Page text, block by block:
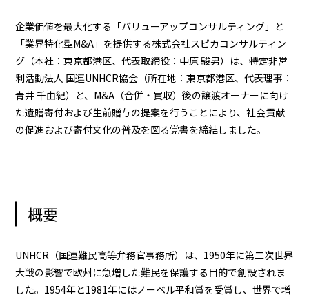
企業価値を最大化する「バリューアップコンサルティング」と
「業界特化型M&A」を提供する株式会社スピカコンサルティン
グ（本社：東京都港区、代表取締役：中原 駿男）は、特定非営
利活動法人 国連UNHCR協会（所在地：東京都港区、代表理事：
青井 千由紀）と、M&A（合併・買収）後の譲渡オーナーに向け
た遺贈寄付および生前贈与の提案を行うことにより、社会貢献
の促進および寄付文化の普及を図る覚書を締結しました。
概要
UNHCR（国連難民高等弁務官事務所）は、1950年に第二次世界
大戦の影響で欧州に急増した難民を保護する目的で創設されま
した。1954年と1981年にはノーベル平和賞を受賞し、世界で増